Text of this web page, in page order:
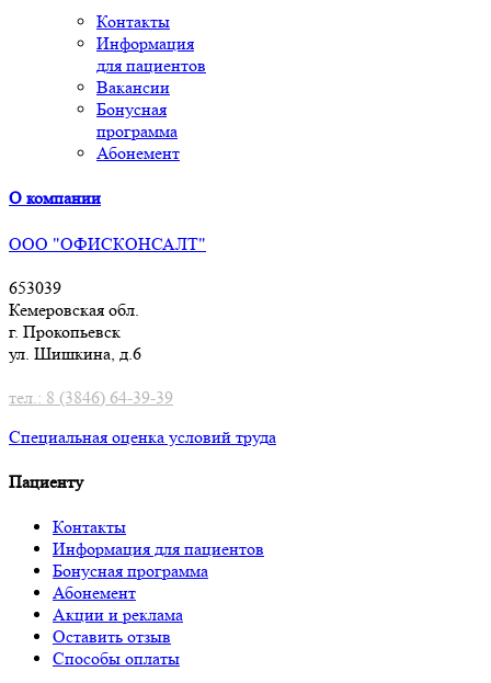
Контакты
Информация
для пациентов
Вакансии
Бонусная
программа
Абонемент
О компании
ООО "ОФИСКОНСАЛТ"
653039
Кемеровская обл.
г. Прокопьевск
ул. Шишкина, д.6
тел.: 8 (3846) 64-39-39
Специальная оценка условий труда
Пациенту
Контакты
Информация для пациентов
Бонусная программа
Абонемент
Акции и реклама
Оставить отзыв
Способы оплаты